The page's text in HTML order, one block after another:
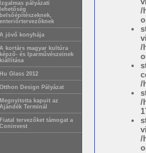
Izgalmas pályázati
lehetőség
belsőépítészeknek,
enteriőrtervezőknek
A jövő konyhája
A kortárs magyar kultúra
képző- és Iparművészeinek
kiállítása
Hu Glass 2012
Otthon Design Pályázat
Megnyitotta kapuit az
Ajándék Terminál
Fiatal tervezőket támogat a
Coninvest
/
/
/
/
/